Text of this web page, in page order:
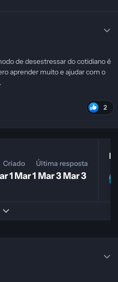
de desestressar do cotidiano é
aprender muito e ajudar com o
2
Criado
1 Mar 1
Última resposta
Mar 3Mar 3
Expand topic overview